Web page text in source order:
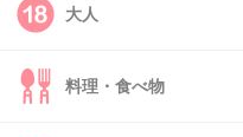
大人
料理・食べ物